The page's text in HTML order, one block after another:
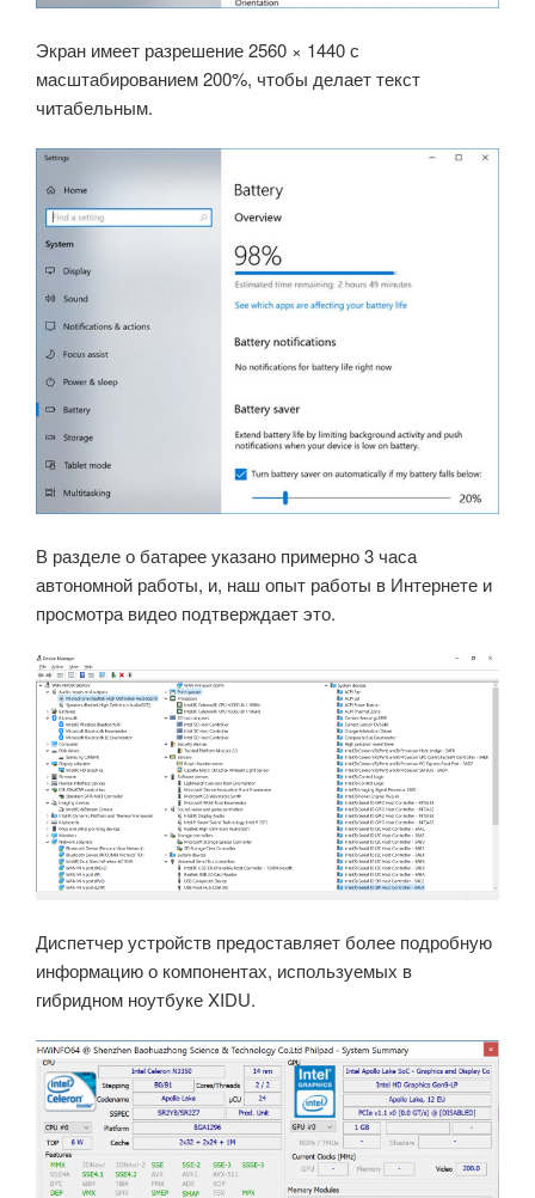
Экран имеет разрешение 2560 × 1440 с
масштабированием 200%, чтобы делает текст
читабельным.
В разделе о батарее указано примерно 3 часа
автономной работы, и, наш опыт работы в Интернете и
просмотра видео подтверждает это.
Диспетчер устройств предоставляет более подробную
информацию о компонентах, используемых в
гибридном ноутбуке XIDU.